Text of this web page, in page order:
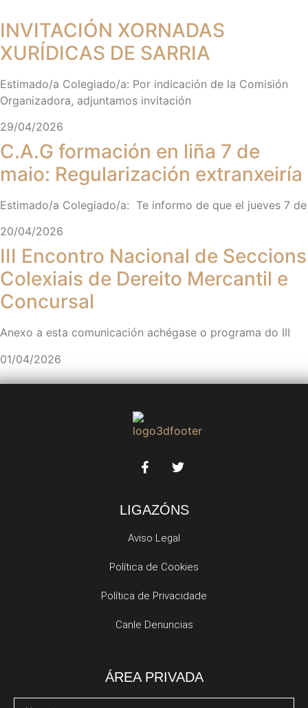
INVITACIÓN XORNADAS
XURÍDICAS DE SARRIA
Estimado/a Colegiado/a: Por indicación de la Comisión
Organizadora, adjuntamos invitación
29/04/2026
C.A.G formación en liña 7 de
maio: Regularización extranxeiría
Estimado/a Colegiado/a: Te informo de que el jueves 7 de
20/04/2026
III Encontro Nacional de Seccions
Colexiais de Dereito Mercantil e
Concursal
Anexo a esta comunicación achégase o programa do III
01/04/2026
LIGAZÓNS
Aviso Legal
Política de Cookies
Política de Privacidade
Canle Denuncias
ÁREA PRIVADA